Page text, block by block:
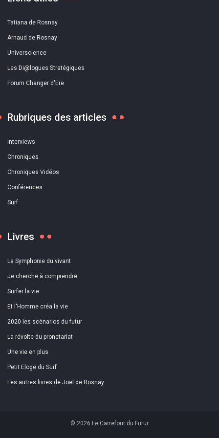
Tatiana de Rosnay
Arnaud de Rosnay
Universcience
Les Di@logues Stratégiques
Forum Changer d'Ere
Rubriques des articles
Interviews
Chroniques
Chroniques Vidéos
Conférences
Surf
Livres
La Symphonie du vivant
Je cherche à comprendre
Surfer la vie
Et l'Homme créa la vie
2020 les scénarios du futur
La révolte du pronetariat
Une vie en plus
Petit Eloge du Surf
Les autres livres de Joël de Rosnay
© 2026 Le Carrefour du Futur